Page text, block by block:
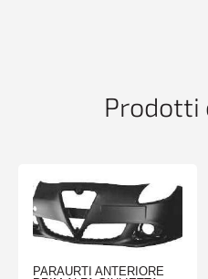
Prodotti
PARAURTI ANTERIORE